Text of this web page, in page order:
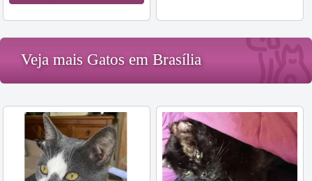
Veja mais Gatos em Brasília